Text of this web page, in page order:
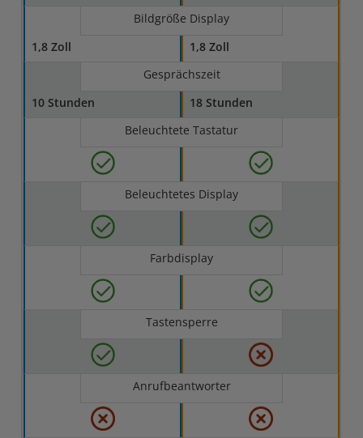
Bildgröße Display
1,8 Zoll
1,8 Zoll
Gesprächszeit
10 Stunden
18 Stunden
Beleuchtete Tastatur
Beleuchtetes Display
Farbdisplay
Tastensperre
Anrufbeantworter